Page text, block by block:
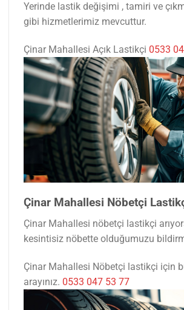
Yerinde lastik değişimi , tamiri ve
gibi hizmetlerimiz mevcuttur.
Çinar Mahallesi Açık Lastikçi 0533
Çinar Mahallesi Nöbetçi
Çinar Mahallesi nöbetçi lastikçi
kesintisiz nöbette olduğumuzu
Çinar Mahallesi Nöbetçi lastikçi için
arayınız. 0533 047 53 77